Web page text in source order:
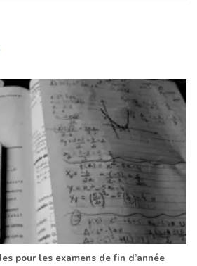
pour les examens de fin d’année